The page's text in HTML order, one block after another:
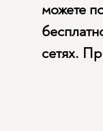
можете
сетях.